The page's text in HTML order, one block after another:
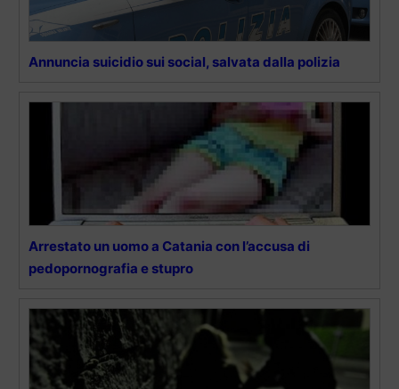
Annuncia suicidio sui social, salvata dalla polizia
Arrestato un uomo a Catania con l’accusa di
pedopornografia e stupro